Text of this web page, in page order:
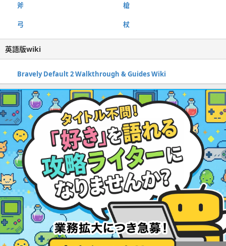
斧 槍
弓 杖
英語版wiki
Bravely Default 2 Walkthrough & Guides Wiki